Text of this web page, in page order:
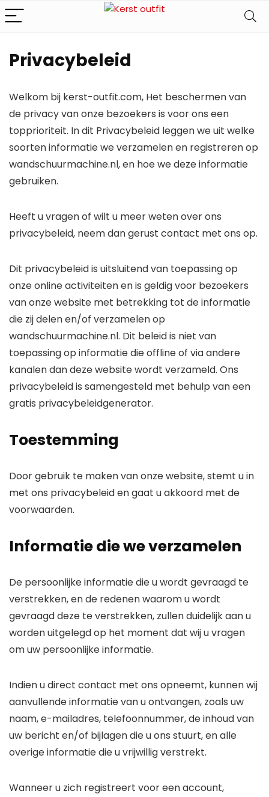
Privacybeleid
Welkom bij kerst-outfit.com, Het beschermen van
de privacy van onze bezoekers is voor ons een
topprioriteit. In dit Privacybeleid leggen we uit welke
soorten informatie we verzamelen en registreren op
wandschuurmachine.nl, en hoe we deze informatie
gebruiken.
Heeft u vragen of wilt u meer weten over ons
privacybeleid, neem dan gerust contact met ons op.
Dit privacybeleid is uitsluitend van toepassing op
onze online activiteiten en is geldig voor bezoekers
van onze website met betrekking tot de informatie
die zij delen en/of verzamelen op
wandschuurmachine.nl. Dit beleid is niet van
toepassing op informatie die offline of via andere
kanalen dan deze website wordt verzameld. Ons
privacybeleid is samengesteld met behulp van een
gratis privacybeleidgenerator.
Toestemming
Door gebruik te maken van onze website, stemt u in
met ons privacybeleid en gaat u akkoord met de
voorwaarden.
Informatie die we verzamelen
De persoonlijke informatie die u wordt gevraagd te
verstrekken, en de redenen waarom u wordt
gevraagd deze te verstrekken, zullen duidelijk aan u
worden uitgelegd op het moment dat wij u vragen
om uw persoonlijke informatie.
Indien u direct contact met ons opneemt, kunnen wij
aanvullende informatie van u ontvangen, zoals uw
naam, e-mailadres, telefoonnummer, de inhoud van
uw bericht en/of bijlagen die u ons stuurt, en alle
overige informatie die u vrijwillig verstrekt.
Wanneer u zich registreert voor een account,